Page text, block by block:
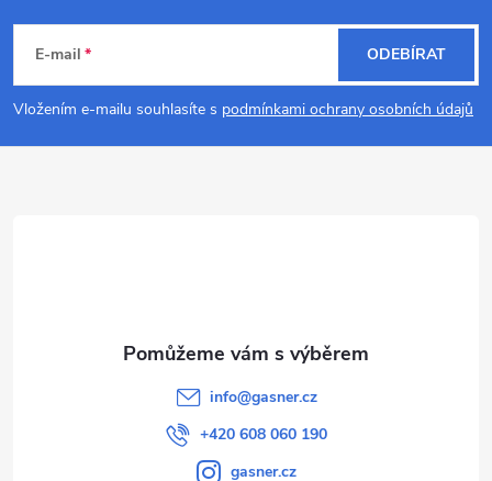
p
a
E-mail
Vložením e-mailu souhlasíte s podmínkami ochrany osobních údajů
ODEBÍRAT
info@gasner.cz
+420 608 060 190
gasner.cz